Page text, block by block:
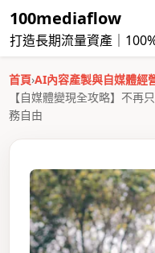
100mediaflow
打造長期流量資產｜
首頁›AI內容產製與自媒體經
【自媒體變現全攻略】不再
務自由